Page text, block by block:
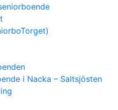
i Nacka – Saltsjösten